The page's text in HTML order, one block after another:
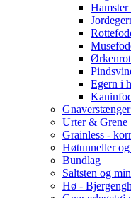
Egern i
Urter & Grene
Grainless -
Høtunneller og
Bundlag
Saltsten og
Hø -